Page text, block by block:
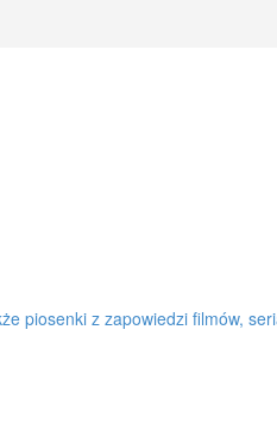
piosenki z zapowiedzi filmów,